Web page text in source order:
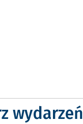
wydarzeń